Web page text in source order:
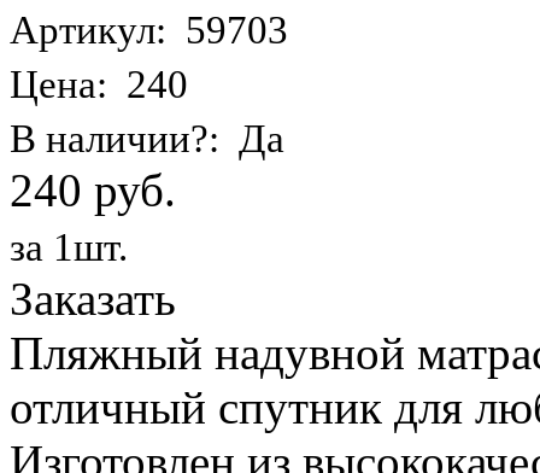
Артикул: 59703
Цена: 240
В наличии?: Да
240 руб.
за 1шт.
Заказать
Пляжный надувной
отличный спутник для
Изготовлен из